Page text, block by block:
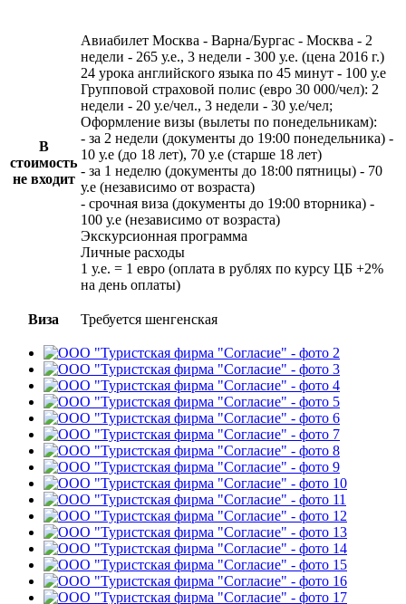
В
стоимость
не входит
Авиабилет Москва - Варна/Бургас - Москва - 2
недели - 265 у.е., 3 недели - 300 у.е. (цена 2016 г.)
24 урока английского языка по 45 минут - 100 у.е
Групповой страховой полис (евро 30 000/чел): 2
недели - 20 у.е/чел., 3 недели - 30 у.е/чел;
Оформление визы (вылеты по понедельникам):
- за 2 недели (документы до 19:00 понедельника) -
10 у.е (до 18 лет), 70 у.е (старше 18 лет)
- за 1 неделю (документы до 18:00 пятницы) - 70
у.е (независимо от возраста)
- срочная виза (документы до 19:00 вторника) -
100 у.е (независимо от возраста)
Экскурсионная программа
Личные расходы
1 у.е. = 1 евро (оплата в рублях по курсу ЦБ +2%
на день оплаты)
Виза Требуется шенгенская